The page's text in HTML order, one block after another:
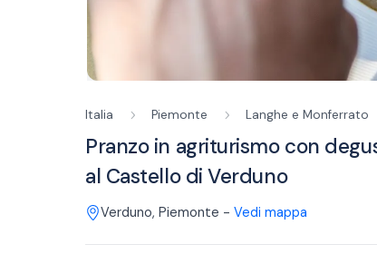
Italia Piemonte Langhe e Monferrato
Pranzo in agriturismo con
al Castello di Verduno
Verduno, Piemonte - Vedi mappa